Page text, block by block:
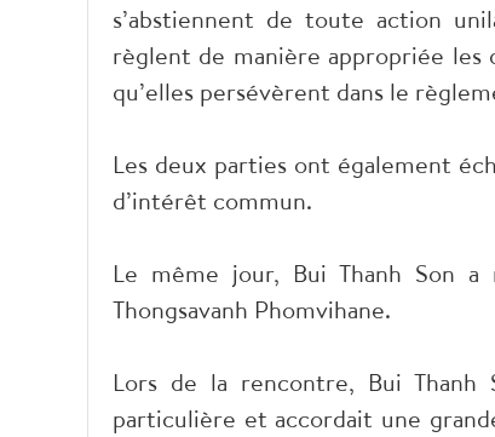
s’abstiennent de toute action
règlent de manière appropriée les
qu’elles persévèrent dans le
Les deux parties ont également
d’intérêt commun.
Le même jour, Bui Thanh Son
Thongsavanh Phomvihane.
Lors de la rencontre, Bui
particulière et accordait une